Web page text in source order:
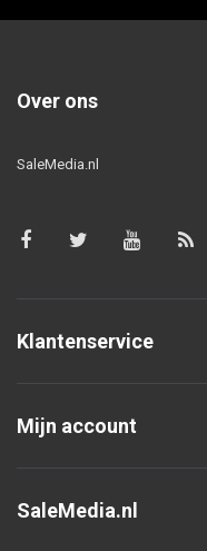
Over ons
SaleMedia.nl
Klantenservice
Mijn account
SaleMedia.nl